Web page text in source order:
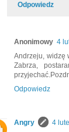
Odpowiedz
Anonimowy 4
Andrzeju, widzę
Zabrza,
Odpowiedz
Angry
4